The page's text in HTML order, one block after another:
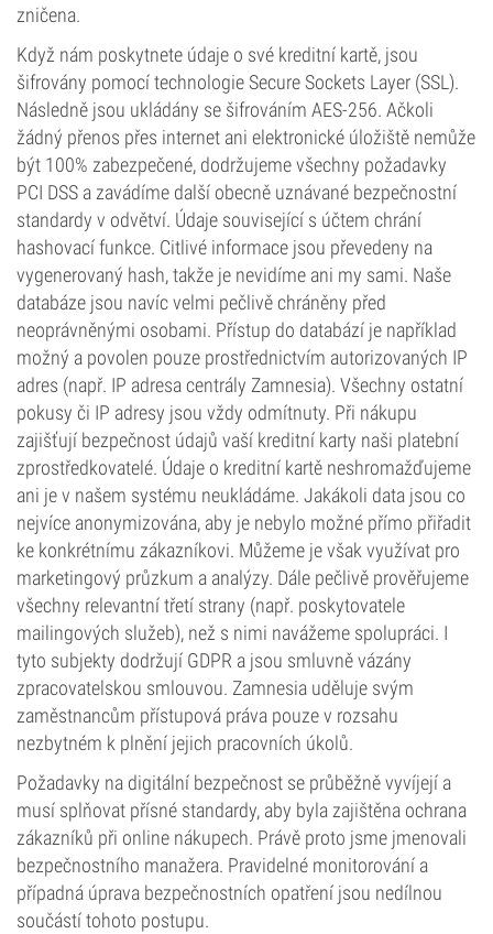
zničena.
Když nám poskytnete údaje o své kreditní kartě, jsou
šifrovány pomocí technologie Secure Sockets Layer (SSL).
Následně jsou ukládány se šifrováním AES-256. Ačkoli
žádný přenos přes internet ani elektronické úložiště nemůže
být 100% zabezpečené, dodržujeme všechny požadavky
PCI DSS a zavádíme další obecně uznávané bezpečnostní
standardy v odvětví. Údaje související s účtem chrání
hashovací funkce. Citlivé informace jsou převedeny na
vygenerovaný hash, takže je nevidíme ani my sami. Naše
databáze jsou navíc velmi pečlivě chráněny před
neoprávněnými osobami. Přístup do databází je například
možný a povolen pouze prostřednictvím autorizovaných IP
adres (např. IP adresa centrály Zamnesia). Všechny ostatní
pokusy či IP adresy jsou vždy odmítnuty. Při nákupu
zajišťují bezpečnost údajů vaší kreditní karty naši platební
zprostředkovatelé. Údaje o kreditní kartě neshromažďujeme
ani je v našem systému neukládáme. Jakákoli data jsou co
nejvíce anonymizována, aby je nebylo možné přímo přiřadit
ke konkrétnímu zákazníkovi. Můžeme je však využívat pro
marketingový průzkum a analýzy. Dále pečlivě prověřujeme
všechny relevantní třetí strany (např. poskytovatele
mailingových služeb), než s nimi navážeme spolupráci. I
tyto subjekty dodržují GDPR a jsou smluvně vázány
zpracovatelskou smlouvou. Zamnesia uděluje svým
zaměstnancům přístupová práva pouze v rozsahu
nezbytném k plnění jejich pracovních úkolů.
Požadavky na digitální bezpečnost se průběžně vyvíjejí a
musí splňovat přísné standardy, aby byla zajištěna ochrana
zákazníků při online nákupech. Právě proto jsme jmenovali
bezpečnostního manažera. Pravidelné monitorování a
případná úprava bezpečnostních opatření jsou nedílnou
součástí tohoto postupu.